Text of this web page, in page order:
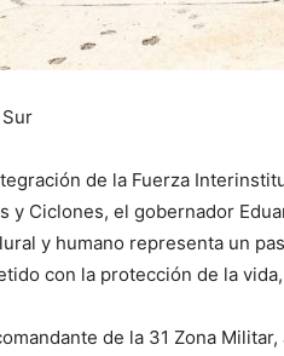
de la Fuerza
y Ciclones, el gobernador
y humano representa un
con la protección de la
de la 31 Zona